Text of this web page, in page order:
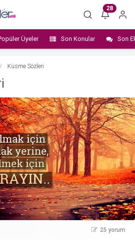
28
Üyeler Son Konular Son
/ Küsme Sözleri
25 yorum